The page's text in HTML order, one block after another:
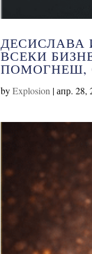
ДЕСИСЛАВА
ВСЕКИ
ПОМОГНЕШ,
byExplosion |апр. 28,